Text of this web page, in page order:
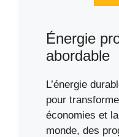
Énergie
abordable
L’énergie
pour
économies et
monde, des